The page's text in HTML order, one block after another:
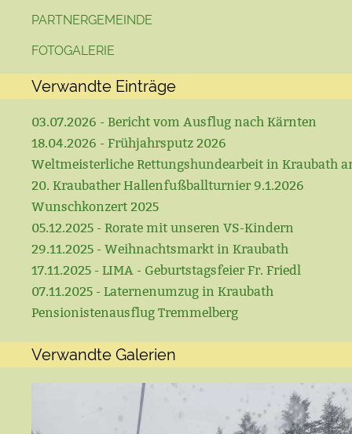
PARTNERGEMEINDE
FOTOGALERIE
Verwandte Einträge
03.07.2026 - Bericht vom Ausflug nach Kärnten
18.04.2026 - Frühjahrsputz 2026
Weltmeisterliche Rettungshundearbeit in Kraubath
20. Kraubather Hallenfußballturnier 9.1.2026
Wunschkonzert 2025
05.12.2025 - Rorate mit unseren VS-Kindern
29.11.2025 - Weihnachtsmarkt in Kraubath
17.11.2025 - LIMA - Geburtstagsfeier Fr. Friedl
07.11.2025 - Laternenumzug in Kraubath
Pensionistenausflug Tremmelberg
Verwandte Galerien